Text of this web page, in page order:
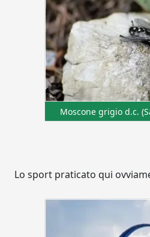
Moscone grigio d.c.
Lo sport praticato qui